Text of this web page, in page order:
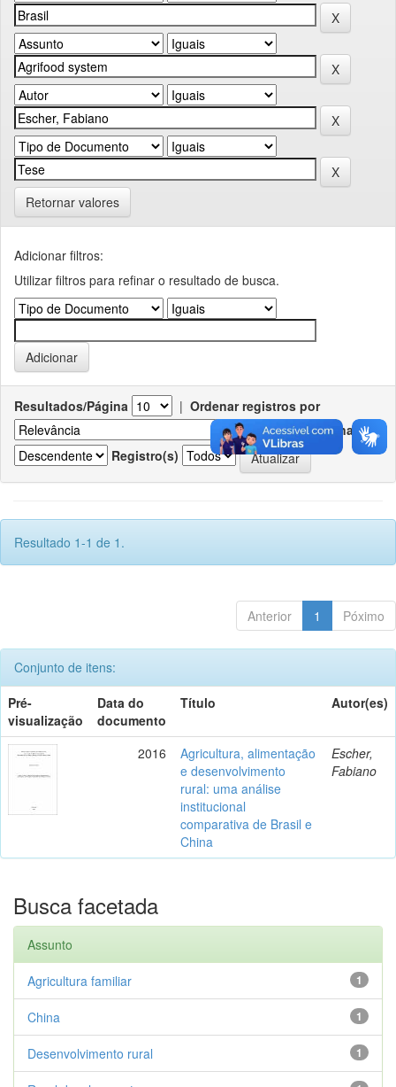
Retornar valores
Adicionar filtros:
Utilizar filtros para refinar o resultado de busca.
Resultados/Página | Ordenar registros por
Ordenar
Registro(s)
Resultado 1-1 de 1.
Anterior 1 Póximo
Conjunto de itens:
Pré-
visualização
Data do
documento
Título Autor(es)
2016
Agricultura, alimentação
e desenvolvimento
rural: uma análise
institucional
comparativa de Brasil e
China
Escher,
Fabiano
Busca facetada
Assunto
1
Agricultura familiar
1
China
1
Desenvolvimento rural